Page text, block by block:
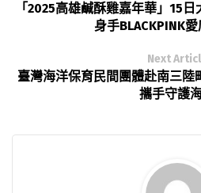
「2025高雄鹹酥雞嘉年華」15
身手BLACKPINK
Next
臺灣海洋保育民間團體赴南三陸
攜手守護